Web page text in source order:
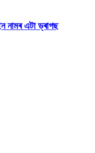
নামৰ এটা ড্ৰাগছ